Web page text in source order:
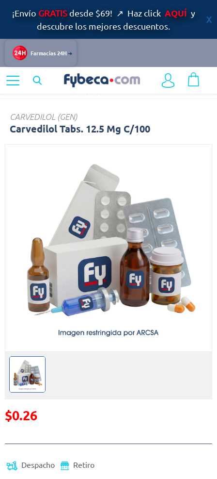
¡Envío GRATISdesde $69! ↗ Haz click AQUÍ y
descubre los mejores descuentos.
Farmacias 24H
CARVEDILOL (GEN)
Carvedilol Tabs. 12.5 Mg C/100
$0.26
Despacho Retiro